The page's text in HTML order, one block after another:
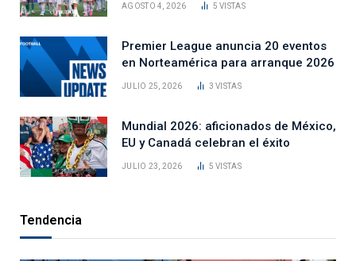
AGOSTO 4, 2026 5VISTAS
Premier League anuncia 20 eventos
en Norteamérica para arranque 2026
JULIO 25, 2026 3VISTAS
Mundial 2026: aficionados de México,
EU y Canadá celebran el éxito
JULIO 23, 2026 5VISTAS
Tendencia